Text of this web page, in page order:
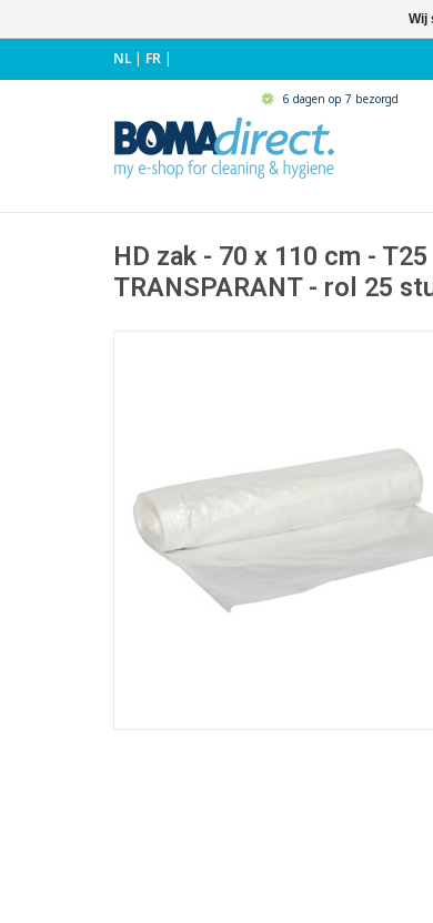
NL| FR |
6 dagen op 7 bezorgd
HD zak - 70 x 110 cm -
TRANSPARANT - rol 25
Wij